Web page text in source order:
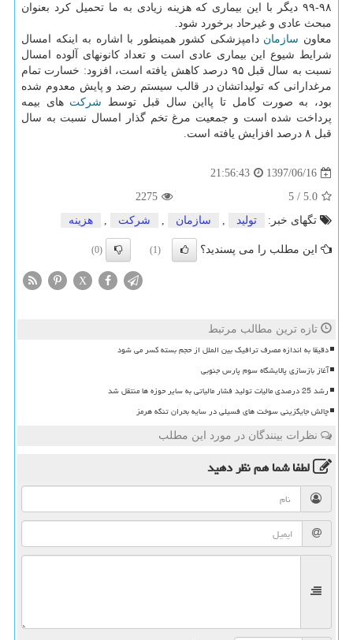
۹۸-۹۹ دیگر با این بیماری كه هزینه زیادی به ما تحمیل كرد بعنوان
مبحث عادی و غیرحاد برخورد شود.
معاون سازمان دامپزشكی كشور همینطور با اشاره به اینكه امسال
شرایط شیوع این بیماری عادی است و تعداد كانونهای آلوده امسال
نسبت به سال قبل ۹۵ درصد كاهش یافته است، افزود: خسارت تمام
مرغدارانی كه تولیداتشان در قالب سیستم رضد و پایش معدوم شده
بود، به صورت كامل تا پااین سال قبل توسط شركت های بیمه
پرداخت شده است و جمعیت مرغ تخم گذار امسال نسبت به سال
قبل ۸ درصد افزایش یافته است.
1397/06/16
21:56:43
5.0
/
5
2275
تگهای خبر:
تولید , سازمان , شركت , هزینه
این مطلب را می پسندید؟ (1)
(0)
X
تازه ترین مطالب مرتبط
دقیقا به اندازه مصرف ترافیک بین الملل از حجم بسته کسر می شود
آغاز بازسازی پالایشگاه سوم پارس جنوبی
رشد 25 درصدی مالیات تولید فشار مالیاتی به سایر حوزه ها منتقل شد
چالش جایگزینی سوخت های فسیلی در سایه بحران تنگه هرمز
نظرات بینندگان در مورد این مطلب
لطفا شما همنظر دهید